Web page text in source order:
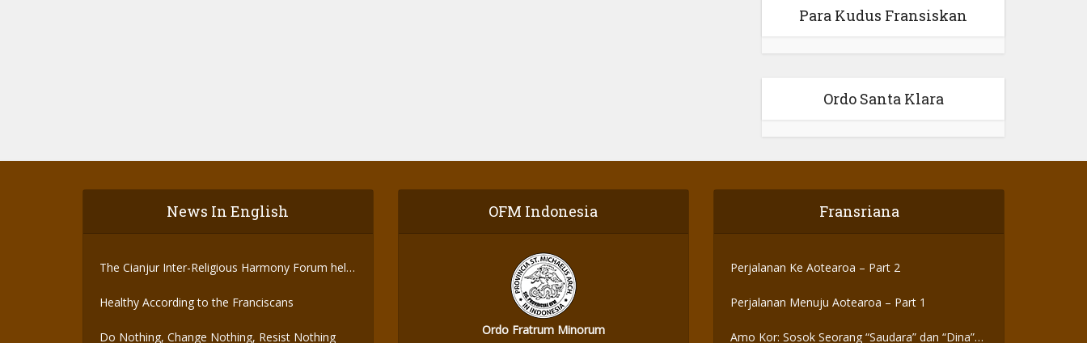
Para Kudus Fransiskan
Ordo Santa Klara
News In English
The Cianjur Inter-Religious Harmony Forum held
Healthy According to the Franciscans
Do Nothing, Change Nothing, Resist Nothing
OFM Indonesia
Ordo Fratrum Minorum
Fransriana
Perjalanan Ke Aotearoa – Part 2
Perjalanan Menuju Aotearoa – Part 1
Amo Kor: Sosok Seorang “Saudara” dan “Dina”